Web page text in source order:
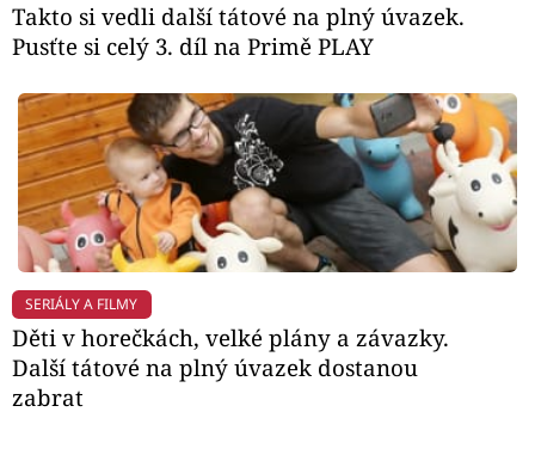
Takto si vedli další tátové na plný úvazek.
Pusťte si celý 3. díl na Primě PLAY
SERIÁLY A FILMY
Děti v horečkách, velké plány a závazky.
Další tátové na plný úvazek dostanou
zabrat